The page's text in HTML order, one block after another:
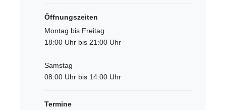
Öffnungszeiten
Montag bis Freitag
18:00 Uhr bis 21:00 Uhr
Samstag
08:00 Uhr bis 14:00 Uhr
Termine